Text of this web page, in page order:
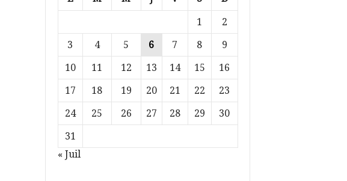
1
2
3
4 5 6 7 8
9
10
11 12 13 14 15
16
17
18 19 20 21 22
23
24
25 26 27 28 29
30
31
« Juil